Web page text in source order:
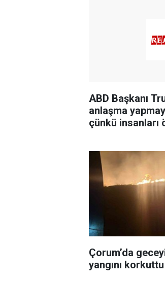
ABD Başkanı
anlaşma
çünkü insanları
Çorum’da
yangını korkuttu